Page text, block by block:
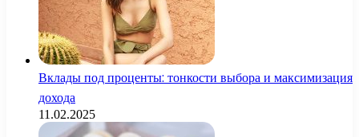
Вклады под проценты: тонкости выбора и максимизация
дохода
11.02.2025